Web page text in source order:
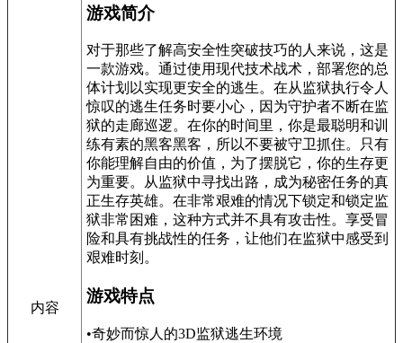
内容
游戏简介
对于那些了解高安全性突破技巧的人来说，这是
一款游戏。通过使用现代技术战术，部署您的总
体计划以实现更安全的逃生。在从监狱执行令人
惊叹的逃生任务时要小心，因为守护者不断在监
狱的走廊巡逻。在你的时间里，你是最聪明和训
练有素的黑客黑客，所以不要被守卫抓住。只有
你能理解自由的价值，为了摆脱它，你的生存更
为重要。从监狱中寻找出路，成为秘密任务的真
正生存英雄。在非常艰难的情况下锁定和锁定监
狱非常困难，这种方式并不具有攻击性。享受冒
险和具有挑战性的任务，让他们在监狱中感受到
艰难时刻。
游戏特点
•奇妙而惊人的3D监狱逃生环境